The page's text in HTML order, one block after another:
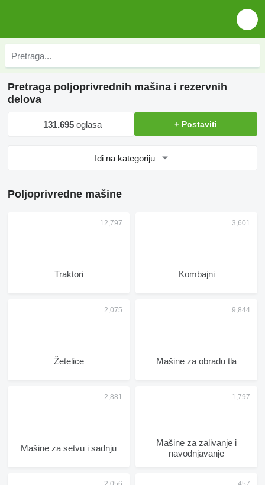
Pretraga poljoprivrednih mašina i rezervnih
delova
131.695 oglasa + Postaviti
Idi na kategoriju
Poljoprivredne mašine
Traktori Kombajni
Žetelice Mašine za obradu tla
Mašinе za setvu i sadnju
Mašine za zalivanje i
navodnjavanje